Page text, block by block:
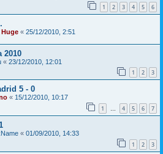
1 2 3 4 5 6
Huge « 25/12/2010, 2:51
2010
« 23/12/2010, 12:01
1 2 3
5 - 0
« 15/12/2010, 10:17
1 … 4 5 6 7
« 01/09/2010, 14:33
1 2 3